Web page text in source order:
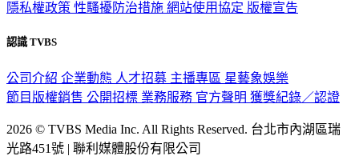
隱私權政策 性騷擾防治措施 網站使用協定 版權宣告
認識 TVBS
公司介紹 企業動態 人才招募 主播專區 星藝象娛樂
節目版權銷售 公開招標 業務服務 官方聲明 獲獎紀錄／認證
2026 © TVBS Media Inc. All Rights Reserved. 台北市內湖區瑞
光路451號 | 聯利媒體股份有限公司